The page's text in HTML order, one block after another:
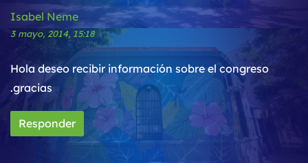
Isabel Neme
3 mayo, 2014, 15:18
Hola deseo recibir información sobre el congreso
.gracias
Responder